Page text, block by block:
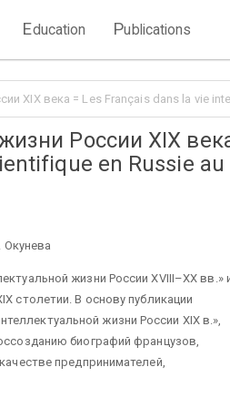
Education Publications
ХIХ века = Les Français dans la vie
России ХIХ
en Russie au
жизни России XVIII–XX вв.»
столетии. В основу публикации
жизни России ХIХ в.»,
биографий французов,
предпринимателей,